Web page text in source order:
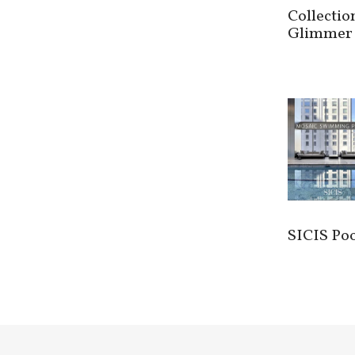
Glimmer
SICIS